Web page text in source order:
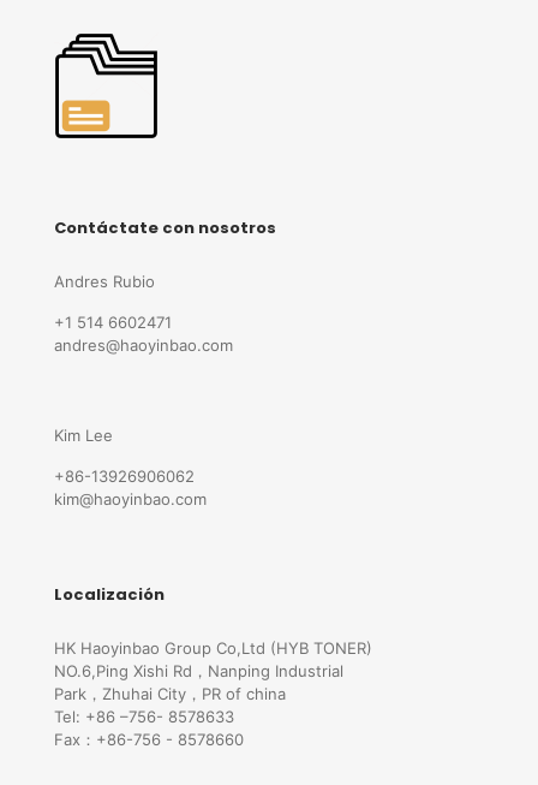
Contáctate con nosotros
Andres Rubio
+1 514 6602471
andres@haoyinbao.com
Kim Lee
+86-13926906062
kim@haoyinbao.com
Localización
HK Haoyinbao Group Co,Ltd (HYB TONER)
NO.6,Ping Xishi Rd，Nanping Industrial
Park，Zhuhai City，PR of china
Tel: +86 –756- 8578633
Fax：+86-756 - 8578660